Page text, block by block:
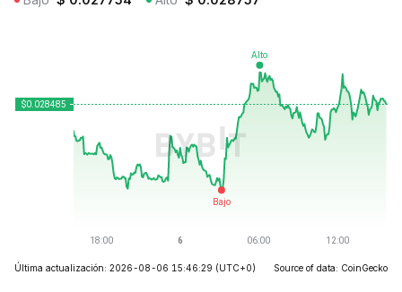
Última actualización: 2026-08-06 15:46:29 (UTC+0) Source of data: CoinGecko